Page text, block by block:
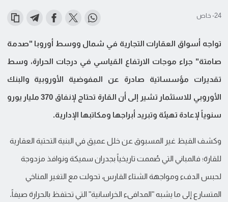
24- خاص
تواجه أسواق العقارات التجارية في شمال ووسط أوروبا "صدمة
صامتة" جراء موجات الارتفاع القياسي في درجات الحرارة، وسط
تقديرات مؤسساتية صادرة عن المفوضية الأوروبية والبنك
الأوروبي للاستثمار تشير إلى أن القارة تحتاج لإنفاق 370 مليار يورو
سنوياً لإعادة تهيئة وتبريد أبراجها ومكاتبها الإدارية.
وكشف القيظ غير المسبوق عن خلل عميق في البنية التحتية العقارية
للقارة؛ فالمباني التي صُممت تاريخياً بجدران سميكة ونوافذ مزدوجة
لحبس الدفء ومواجهة الشتاء القارس، تحولت مع التغير المناخي
المتسارع إلى ما يشبه "المدافىء الخراسانية" التي تحتفظ بالحرارة صيفاً.